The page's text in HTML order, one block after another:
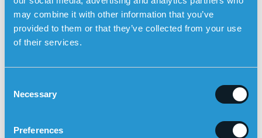
may combine it with other information that you’ve
provided to them or that they’ve collected from your use
of their services.
Necessary
Preferences
Kinda har vist. Med de rette værktøjer kan vi sammen
skabe en fremtid, hvor seniorer kan leve et mere aktivt,
uafhængigt og meningsfuldt liv – med tryghed som
fundament.